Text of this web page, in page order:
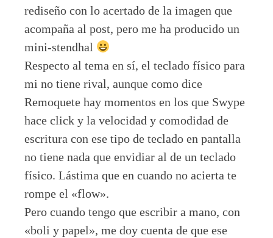
rediseño con lo acertado de la imagen que
acompaña al post, pero me ha producido un
mini-stendhal
Respecto al tema en sí, el teclado físico para
mi no tiene rival, aunque como dice
Remoquete hay momentos en los que Swype
hace click y la velocidad y comodidad de
escritura con ese tipo de teclado en pantalla
no tiene nada que envidiar al de un teclado
físico. Lástima que en cuando no acierta te
rompe el «flow».
Pero cuando tengo que escribir a mano, con
«boli y papel», me doy cuenta de que ese